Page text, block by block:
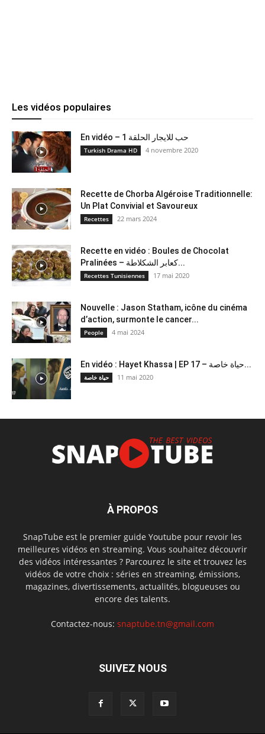
Les vidéos populaires
En vidéo – حب للايجار الحلقة 1
Turkish Drama HD 4 novembre 2020
Recette de Chorba Algéroise Traditionnelle:
Un Plat Convivial et Savoureux
Recettes 22 mars 2024
Recette en vidéo : Boules de Chocolat
Pralinées – كعابر الشكلاطة...
Recettes Tunisiennes 17 mai 2020
Nouvelle : Jason Statham, icône du cinéma
d’action, surmonte le cancer...
People 4 mai 2024
En vidéo : Hayet Khassa | EP 17 – حياة خاصة...
حياة خاصة 11 mai 2020
À PROPOS
SnapTube est le premier guide Youtube pour revoir les
meilleures vidéos en streaming. Vous souhaitez découvrir
des vidéos intéressantes ? Parcourez le site et trouvez les
vidéos de votre choix : séries en streaming, émissions,
magazines, divertissements, actualités, blogueuses ou
encore des talents.
Contactez-nous: snaptube.tn@gmail.com
SUIVEZ NOUS